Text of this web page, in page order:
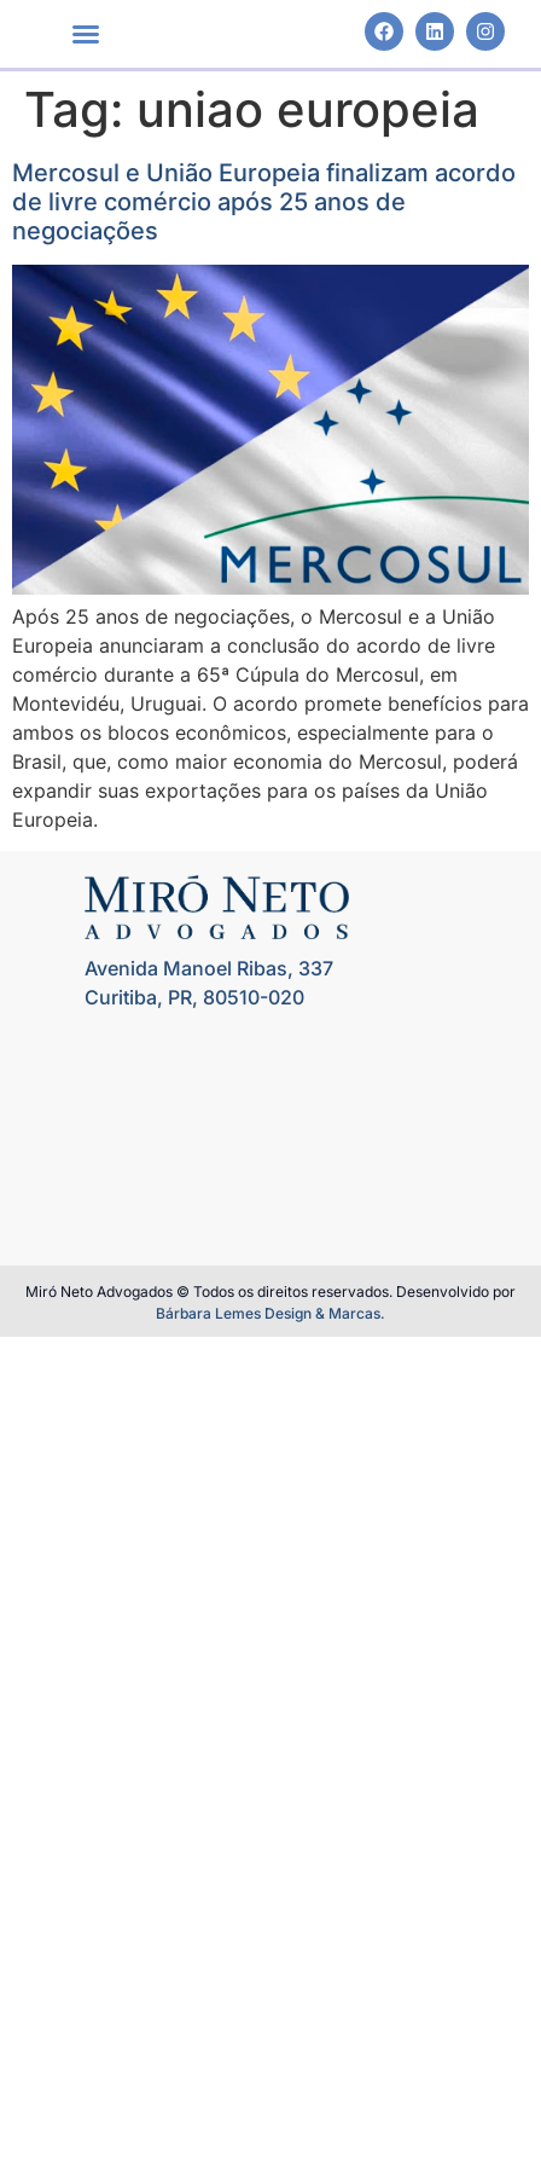
Tag: uniao europeia
Mercosul e União Europeia finalizam acordo
de livre comércio após 25 anos de
negociações
Após 25 anos de negociações, o Mercosul e a União
Europeia anunciaram a conclusão do acordo de livre
comércio durante a 65ª Cúpula do Mercosul, em
Montevidéu, Uruguai. O acordo promete benefícios para
ambos os blocos econômicos, especialmente para o
Brasil, que, como maior economia do Mercosul, poderá
expandir suas exportações para os países da União
Europeia.
Avenida Manoel Ribas, 337
Curitiba, PR, 80510-020
Miró Neto Advogados © Todos os direitos reservados. Desenvolvido por
Bárbara Lemes Design & Marcas.